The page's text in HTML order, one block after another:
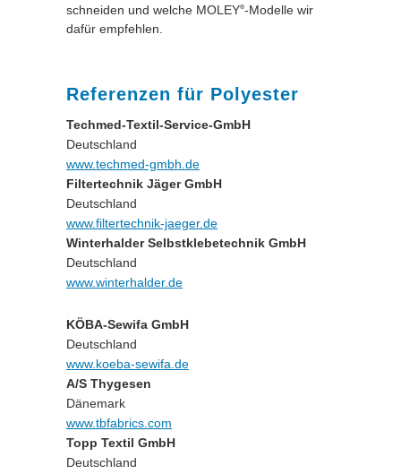
schneiden und welche MOLEY®-Modelle wir
dafür empfehlen.
Referenzen für Polyester
Techmed-Textil-Service-GmbH
Deutschland
www.techmed-gmbh.de
Filtertechnik Jäger GmbH
Deutschland
www.filtertechnik-jaeger.de
Winterhalder Selbstklebetechnik GmbH
Deutschland
www.winterhalder.de
KÖBA-Sewifa GmbH
Deutschland
www.koeba-sewifa.de
A/S Thygesen
Dänemark
www.tbfabrics.com
Topp Textil GmbH
Deutschland